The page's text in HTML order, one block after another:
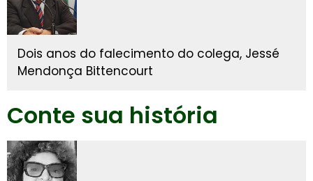
Dois anos do falecimento do colega, Jessé
Mendonça Bittencourt
Conte sua história